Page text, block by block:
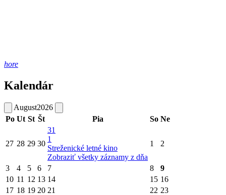
hore
Kalendár
August2026
Po Ut St Št Pia So Ne
27 28 29 30
31
1
Streženické letné kino
Zobraziť všetky záznamy z dňa
1 2
3 4 5 6 7 8
9
10 11 12 13 14 15 16
17 18 19 20 21 22 23